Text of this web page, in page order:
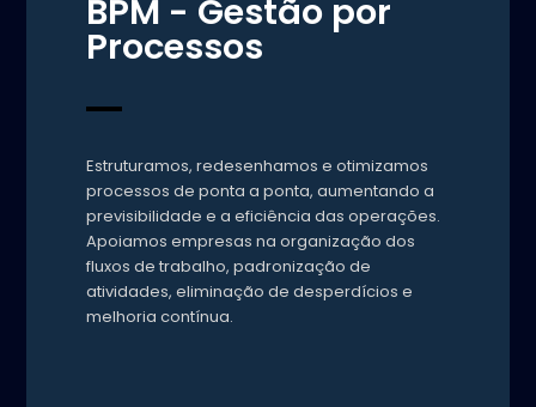
BPM - Gestão por
Processos
Estruturamos, redesenhamos e otimizamos
processos de ponta a ponta, aumentando a
previsibilidade e a eficiência das operações.
Apoiamos empresas na organização dos
fluxos de trabalho, padronização de
atividades, eliminação de desperdícios e
melhoria contínua.